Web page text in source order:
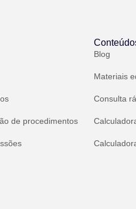
de procedimentos
Blog
Materiais
Consulta